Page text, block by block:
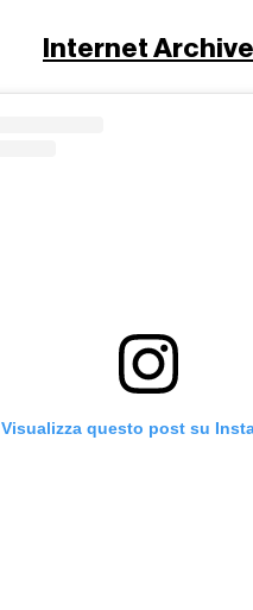
Internet Archive
Visualizza questo post su